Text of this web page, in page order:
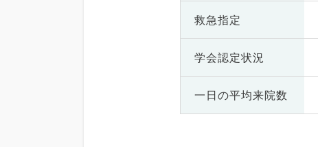
救急指定
学会認定状況
一日の平均来院数